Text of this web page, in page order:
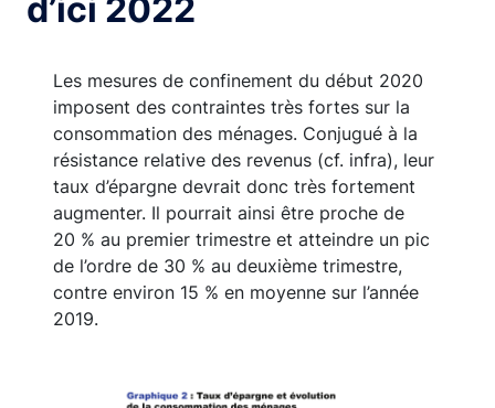
L’arbitrage épargne-
consommation sera
essentiel pour le rythme
de la reprise économique
d’ici 2022
Les mesures de confinement du début 2020
imposent des contraintes très fortes sur la
consommation des ménages. Conjugué à la
augmenter. Il pourrait ainsi être proche de